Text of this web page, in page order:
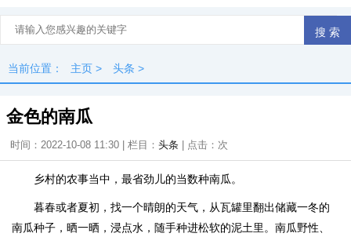
当前位置： 主页 > 头条 >
金色的南瓜
时间：2022-10-08 11:30 | 栏目： 头条 | 点击： 次
乡村的农事当中，最省劲儿的当数种南瓜。
暮春或者夏初，找一个晴朗的天气，从瓦罐里翻出储藏一冬的
南瓜种子，晒一晒，浸点水，随手种进松软的泥土里。南瓜野性、